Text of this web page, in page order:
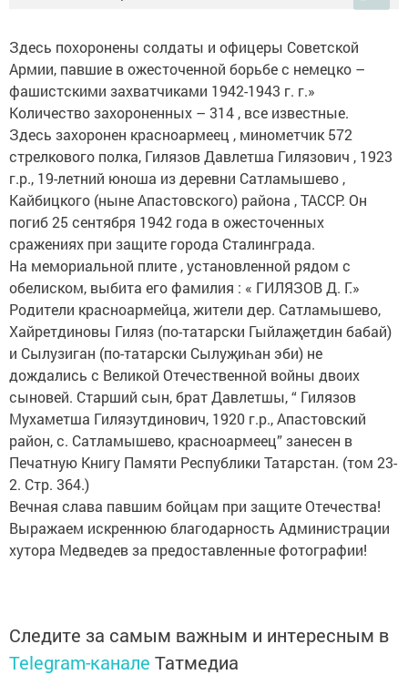
Здесь похоронены солдаты и офицеры Советской
Армии, павшие в ожесточенной борьбе с немецко –
фашистскими захватчиками 1942-1943 г. г.»
Количество захороненных – 314 , все известные.
Здесь захоронен красноармеец , минометчик 572
стрелкового полка, Гилязов Давлетша Гилязович , 1923
г.р., 19-летний юноша из деревни Сатламышево ,
Кайбицкого (ныне Апастовского) района , ТАССР. Он
погиб 25 сентября 1942 года в ожесточенных
сражениях при защите города Сталинграда.
На мемориальной плите , установленной рядом с
обелиском, выбита его фамилия : « ГИЛЯЗОВ Д. Г.»
Родители красноармейца, жители дер. Сатламышево,
Хайретдиновы Гиляз (по-татарски Гыйлаҗетдин бабай)
и Сылузиган (по-татарски Сылуҗиһан эби) не
дождались с Великой Отечественной войны двоих
сыновей. Старший сын, брат Давлетшы, “ Гилязов
Мухаметша Гилязутдинович, 1920 г.р., Апастовский
район, с. Сатламышево, красноармеец” занесен в
Печатную Книгу Памяти Республики Татарстан. (том 23-
2. Стр. 364.)
Вечная слава павшим бойцам при защите Отечества!
Выражаем искреннюю благодарность Администрации
хутора Медведев за предоставленные фотографии!
Следите за самым важным и интересным в
Telegram-канале Татмедиа